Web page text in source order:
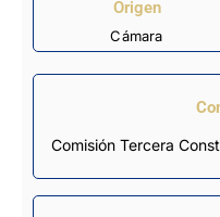
Origen
Cámara
Comisión Tercera